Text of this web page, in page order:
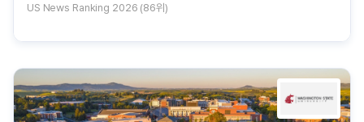
US News Ranking 2026 (86위)